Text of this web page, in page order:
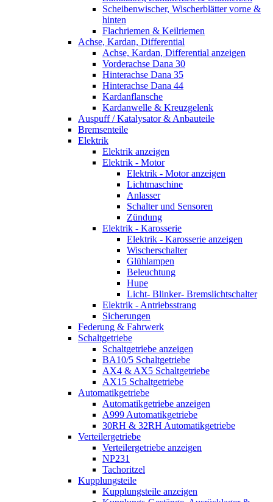
Scheibenwischer, Wischerblätter vorne &
hinten
Flachriemen & Keilriemen
Achse, Kardan, Differential
Achse, Kardan, Differential anzeigen
Vorderachse Dana 30
Hinterachse Dana 35
Hinterachse Dana 44
Kardanflansche
Kardanwelle & Kreuzgelenk
Auspuff / Katalysator & Anbauteile
Bremsenteile
Elektrik
Elektrik anzeigen
Elektrik - Motor
Elektrik - Motor anzeigen
Lichtmaschine
Anlasser
Schalter und Sensoren
Zündung
Elektrik - Karosserie
Elektrik - Karosserie anzeigen
Wischerschalter
Glühlampen
Beleuchtung
Hupe
Licht- Blinker- Bremslichtschalter
Elektrik - Antriebsstrang
Sicherungen
Federung & Fahrwerk
Schaltgetriebe
Schaltgetriebe anzeigen
BA10/5 Schaltgetriebe
AX4 & AX5 Schaltgetriebe
AX15 Schaltgetriebe
Automatikgetriebe
Automatikgetriebe anzeigen
A999 Automatikgetriebe
30RH & 32RH Automatikgetriebe
Verteilergetriebe
Verteilergetriebe anzeigen
NP231
Tachoritzel
Kupplungsteile
Kupplungsteile anzeigen